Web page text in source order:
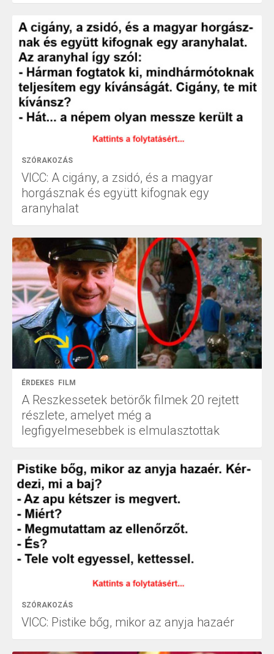
SZÓRAKOZÁS
VICC: A cigány, a zsidó, és a magyar
horgásznak és együtt kifognak egy
aranyhalat
ÉRDEKES FILM
A Reszkessetek betörők filmek 20 rejtett
részlete, amelyet még a
legfigyelmesebbek is elmulasztottak
SZÓRAKOZÁS
VICC: Pistike bőg, mikor az anyja hazaér